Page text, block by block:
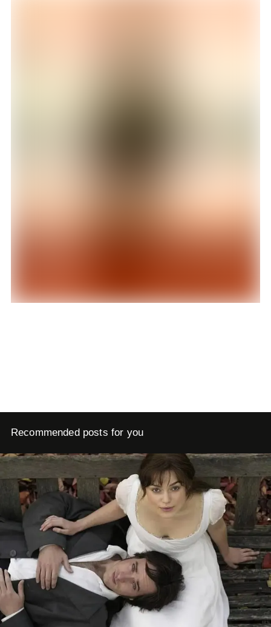
Recommended posts for you